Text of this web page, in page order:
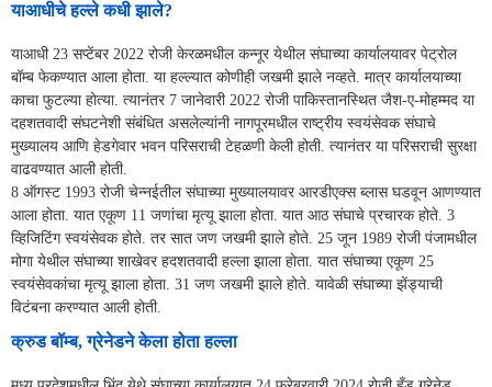
याआधीचे हल्ले कधी झाले?
याआधी 23 सप्टेंबर 2022 रोजी केरळमधील कन्नूर येथील संघाच्या कार्यालयावर पेट्रोल
बॉम्ब फेकण्यात आला होता. या हल्ल्यात कोणीही जखमी झाले नव्हते. मात्र कार्यालयाच्या
काचा फुटल्या होत्या. त्यानंतर 7 जानेवारी 2022 रोजी पाकिस्तानस्थित जैश-ए-मोहम्मद या
दहशतवादी संघटनेशी संबंधित असलेल्यांनी नागपूरमधील राष्ट्रीय स्वयंसेवक संघाचे
मुख्यालय आणि हेडगेवार भवन परिसराची टेहळणी केली होती. त्यानंतर या परिसराची सुरक्षा
वाढवण्यात आली होती.
8 ऑगस्ट 1993 रोजी चेन्नईतील संघाच्या मुख्यालयावर आरडीएक्स ब्लास घडवून आणण्यात
आला होता. यात एकूण 11 जणांचा मृत्यू झाला होता. यात आठ संघाचे प्रचारक होते. 3
व्हिजिटिंग स्वयंसेवक होते. तर सात जण जखमी झाले होते. 25 जून 1989 रोजी पंजामधील
मोगा येथील संघाच्या शाखेवर हदशतवादी हल्ला झाला होता. यात संघाच्या एकूण 25
स्वयंसेवकांचा मृत्यू झाला होता. 31 जण जखमी झाले होते. यावेळी संघाच्या झेंड्याची
विटंबना करण्यात आली होती.
क्रुड बॉम्ब, ग्रेनेडने केला होता हल्ला